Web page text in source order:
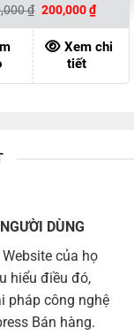
₫ Giá
là:
1,000,000 ₫.
200,000₫Giá
hiện
tại
là:
Xem chi
tiết
DÙNG
của họ
hiểu điều đó,
pháp công nghệ
Bán hàng.